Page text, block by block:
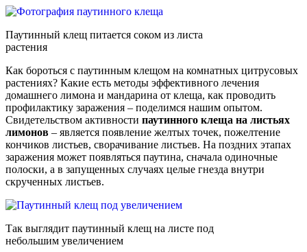
Паутинный клещ питается соком из листа
растения
Как бороться с паутинным клещом на комнатных цитрусовых
растениях? Какие есть методы эффективного лечения
домашнего лимона и мандарина от клеща, как проводить
профилактику заражения – поделимся нашим опытом.
Свидетельством активности паутинного клеща на листьях
лимонов – является появление желтых точек, пожелтение
кончиков листьев, сворачивание листьев. На поздних этапах
заражения может появляться паутина, сначала одиночные
полоски, а в запущенных случаях целые гнезда внутри
скрученных листьев.
Так выглядит паутинный клещ на листе под
небольшим увеличением